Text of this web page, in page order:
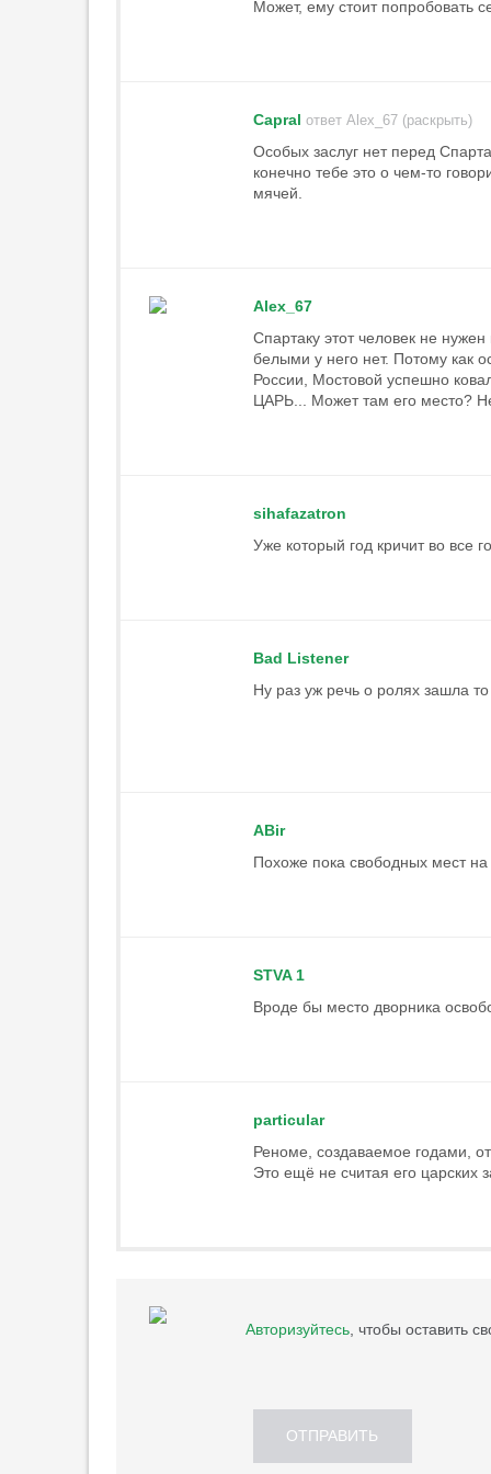
один из фаворитов»
Гладилин: «„Спартак“ готов
бороться за чемпионство»
«Милан» показал третий
«Манчестер Сити» подпишет
которой сыграет за
Может, ему стоит попробовать
Capral ответ Alex_67 (раскрыть)
Особых заслуг нет перед
конечно тебе это о чем-то
мячей.
Alex_67
Спартаку этот человек не
белыми у него нет. Потому как
России, Мостовой успешно
ЦАРЬ... Может там его место?
sihafazatron
Уже который год кричит во все
Bad Listener
Ну раз уж речь о ролях зашла
ABir
Похоже пока свободных мест на
STVA 1
Вроде бы место дворника
particular
Реноме, создаваемое годами,
Это ещё не считая его царских
Авторизуйтесь, чтобы оставить
ОТПРАВИТЬ